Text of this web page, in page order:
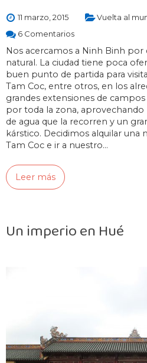
11 marzo, 2015 Vuelta al
6 Comentarios
Nos acercamos a Ninh Binh por
natural. La ciudad tiene poca
buen punto de partida para
Tam Coc, entre otros, en los
grandes extensiones de
por toda la zona,
de agua que la recorren y un
kárstico. Decidimos alquilar una
Tam Coc e ir a nuestro…
Leer más
Un imperio en Hué